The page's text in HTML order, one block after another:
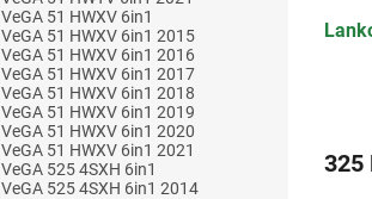
VeGA 51 HWXV 6in1
VeGA 51 HWXV 6in1 2015
VeGA 51 HWXV 6in1 2016
VeGA 51 HWXV 6in1 2017
VeGA 51 HWXV 6in1 2018
VeGA 51 HWXV 6in1 2019
VeGA 51 HWXV 6in1 2020
VeGA 51 HWXV 6in1 2021
VeGA 525 4SXH 6in1
VeGA 525 4SXH 6in1 2014
je
325